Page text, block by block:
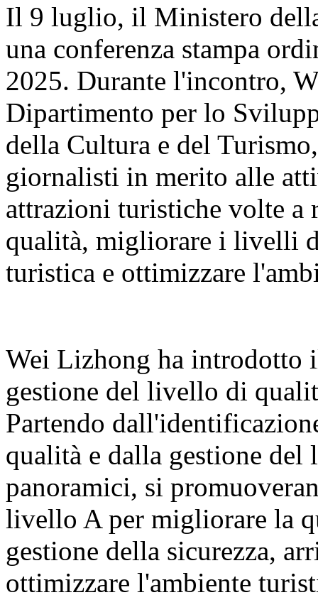
Il 9 luglio, il Ministero
una conferenza stampa
2025. Durante l'incontro,
Dipartimento per lo
della Cultura e del
giornalisti in merito alle
attrazioni turistiche volte a
qualità, migliorare i livelli
turistica e ottimizzare
Wei Lizhong ha introdotto
gestione del livello di
Partendo
qualità e dalla gestione
panoramici, si
livello A per migliorare la
gestione della sicurezza,
ottimizzare l'ambiente